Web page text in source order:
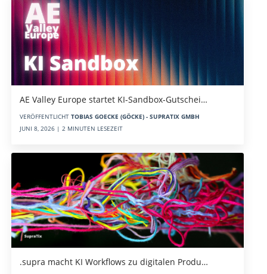
AE Valley Europe startet KI-Sandbox-Gutschei…
VERÖFFENTLICHT TOBIAS GOECKE (GÖCKE) - SUPRATIX GMBH
JUNI 8, 2026 | 2 MINUTEN LESEZEIT
.supra macht KI Workflows zu digitalen Produ…